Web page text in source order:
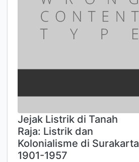
Jejak Listrik di Tanah
Raja: Listrik dan
Kolonialisme di Surakarta
1901-1957